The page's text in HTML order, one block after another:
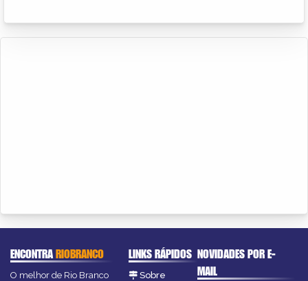
ENCONTRARIOBRANCO
O melhor de Rio Branco
LINKS RÁPIDOS
Sobre
NOVIDADES POR E-
MAIL